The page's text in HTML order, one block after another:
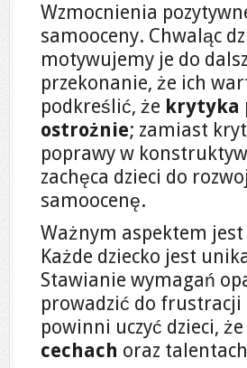
Wzmocnienia
samooceny. Chwaląc
motywujemy je do
przekonanie, że ich
podkreślić, że krytyka
ostrożnie; zamiast
poprawy w
zachęca dzieci do
samoocenę.
Ważnym aspektem
Każde dziecko jest
Stawianie wymagań
prowadzić do frustracji
powinni uczyć dzieci,
cechach oraz